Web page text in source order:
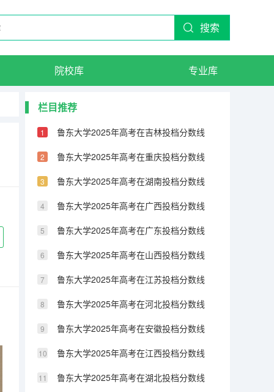
搜索
院校库 专业库
栏目推荐
鲁东大学2025年高考在吉林投档分数线
鲁东大学2025年高考在重庆投档分数线
鲁东大学2025年高考在湖南投档分数线
鲁东大学2025年高考在广西投档分数线
鲁东大学2025年高考在广东投档分数线
鲁东大学2025年高考在山西投档分数线
鲁东大学2025年高考在江苏投档分数线
鲁东大学2025年高考在河北投档分数线
鲁东大学2025年高考在安徽投档分数线
鲁东大学2025年高考在江西投档分数线
鲁东大学2025年高考在湖北投档分数线